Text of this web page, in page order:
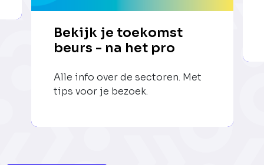
Bekijk je toekomst
beurs - na het pro
Alle info over de sectoren. Met
tips voor je bezoek.